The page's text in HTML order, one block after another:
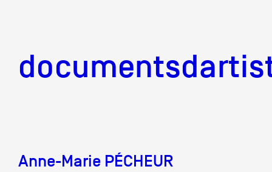
Anne-Marie PÉCHEUR